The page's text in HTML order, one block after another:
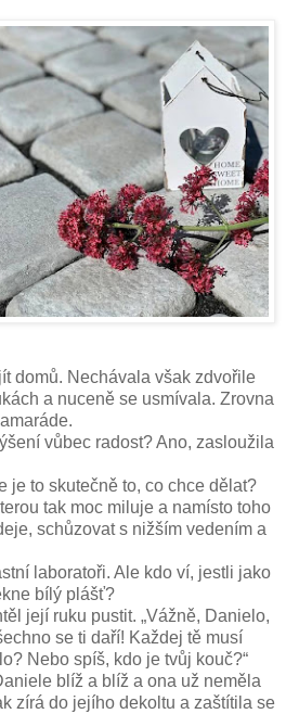
domů. Nechávala však zdvořile
a nuceně se usmívala. Zrovna
vůbec radost? Ano, zasloužila
je to skutečně to, co chce dělat?
tak moc miluje a namísto toho
schůzovat s nižším vedením a
laboratoři. Ale kdo ví, jestli jako
bílý plášť?
její ruku pustit. „Vážně, Danielo,
se ti daří! Každej tě musí
Nebo spíš, kdo je tvůj kouč?“
blíž a blíž a ona už neměla
zírá do jejího dekoltu a zaštítila se